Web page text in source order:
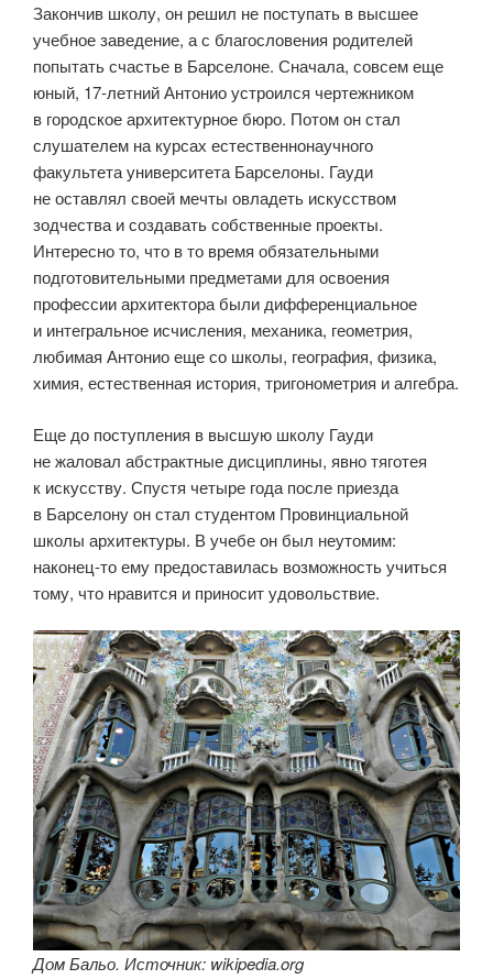
Закончив школу, он решил не поступать в высшее
учебное заведение, а с благословения родителей
попытать счастье в Барселоне. Сначала, совсем еще
юный, 17-летний Антонио устроился чертежником
в городское архитектурное бюро. Потом он стал
слушателем на курсах естественнонаучного
факультета университета Барселоны. Гауди
не оставлял своей мечты овладеть искусством
зодчества и создавать собственные проекты.
Интересно то, что в то время обязательными
подготовительными предметами для освоения
профессии архитектора были дифференциальное
и интегральное исчисления, механика, геометрия,
любимая Антонио еще со школы, география, физика,
химия, естественная история, тригонометрия и алгебра.
Еще до поступления в высшую школу Гауди
не жаловал абстрактные дисциплины, явно тяготея
к искусству. Спустя четыре года после приезда
в Барселону он стал студентом Провинциальной
школы архитектуры. В учебе он был неутомим:
наконец-то ему предоставилась возможность учиться
тому, что нравится и приносит удовольствие.
Дом Бальо. Источник: wikipedia.org